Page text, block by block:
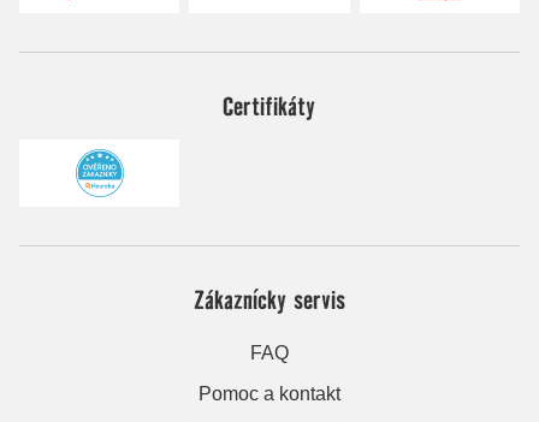
Certifikáty
Zákaznícky servis
FAQ
Pomoc a kontakt